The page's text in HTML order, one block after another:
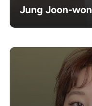
Jung Joon-won